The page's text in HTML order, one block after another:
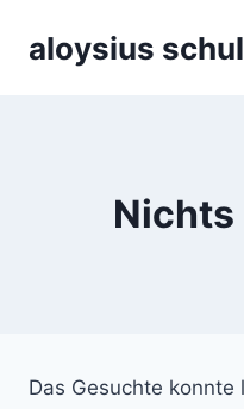
Inhaltaloysius
Nichts
Das Gesuchte